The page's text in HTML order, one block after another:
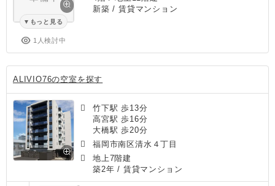
もっと見る
1人検討中
新築 / 賃貸マンション
ALIVIO76の空室を探す
竹下駅 歩13分
高宮駅 歩16分
大橋駅 歩20分
福岡市南区清水４丁目
地上7階建
築2年 / 賃貸マンション